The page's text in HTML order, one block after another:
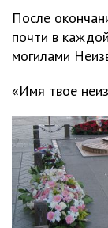
После
почти в
могилами
«Имя твое